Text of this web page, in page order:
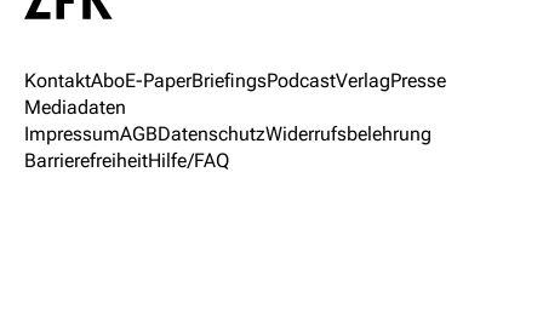
KontaktAboE-PaperBriefingsPodcastVerlagPresse
Mediadaten
ImpressumAGBDatenschutzWiderrufsbelehrung
BarrierefreiheitHilfe/FAQ